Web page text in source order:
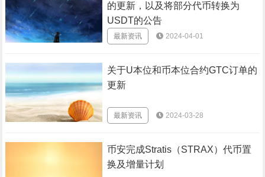
的更新，以及将部分代币转换为
USDT的公告
最新资讯 2024-04-01
关于U本位和币本位合约GTC订单的
更新
最新资讯 2024-03-28
币安完成Stratis（STRAX）代币置
换及增量计划